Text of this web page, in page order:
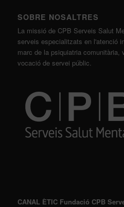
SOBRE NOSALTRES
La missió de CPB Serveis Salut
serveis especialitzats en l'atenció
marc de la psiquiatria comunitària,
vocació de servei públic.
CANAL ÈTIC Fundació CPB